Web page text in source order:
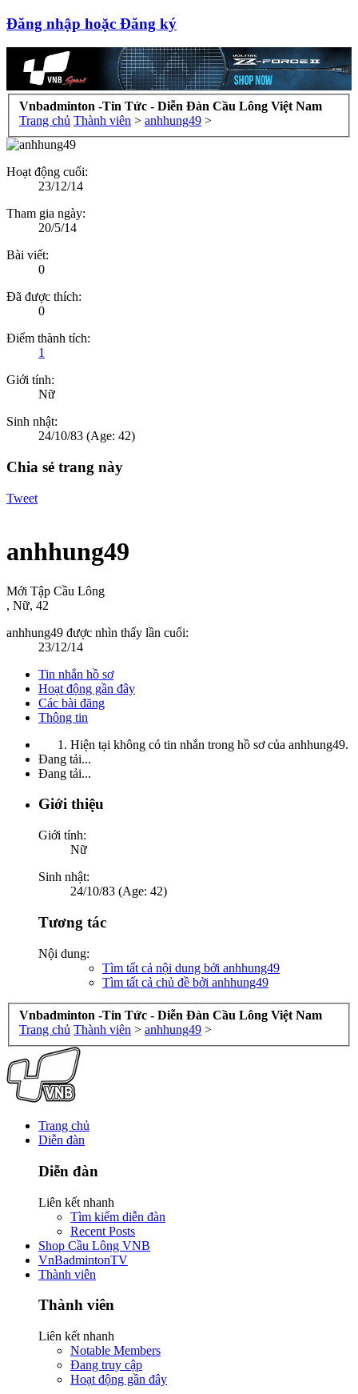
Đăng nhập hoặc Đăng ký
Vnbadminton -Tin Tức - Diễn Đàn Cầu Lông Việt Nam
Trang chủ Thành viên > anhhung49 >
Hoạt động cuối:
23/12/14
Tham gia ngày:
20/5/14
Bài viết:
0
Đã được thích:
0
Điểm thành tích:
1
Giới tính:
Nữ
Sinh nhật:
24/10/83 (Age: 42)
Chia sẻ trang này
Tweet
anhhung49
Mới Tập Cầu Lông
, Nữ, 42
anhhung49 được nhìn thấy lần cuối:
23/12/14
Tin nhắn hồ sơ
Hoạt động gần đây
Các bài đăng
Thông tin
Hiện tại không có tin nhắn trong hồ sơ của anhhung49.
Đang tải...
Đang tải...
Giới thiệu
Giới tính:
Nữ
Sinh nhật:
24/10/83 (Age: 42)
Tương tác
Nội dung:
Tìm tất cả nội dung bởi anhhung49
Tìm tất cả chủ đề bởi anhhung49
Vnbadminton -Tin Tức - Diễn Đàn Cầu Lông Việt Nam
Trang chủ Thành viên > anhhung49 >
Trang chủ
Diễn đàn
Diễn đàn
Liên kết nhanh
Tìm kiếm diễn đàn
Recent Posts
Shop Cầu Lông VNB
VnBadmintonTV
Thành viên
Thành viên
Liên kết nhanh
Notable Members
Đang truy cập
Hoạt động gần đây